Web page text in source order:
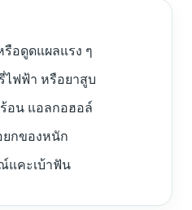
อดูดแผลแรง ๆ
ฟฟ้า หรือยาสูบ
อน แอลกอฮอล์
ยกของหนัก
แคะเบ้าฟัน